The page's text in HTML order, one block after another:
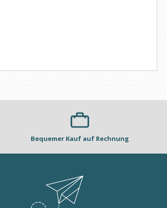
Bequemer Kauf auf Rechnung